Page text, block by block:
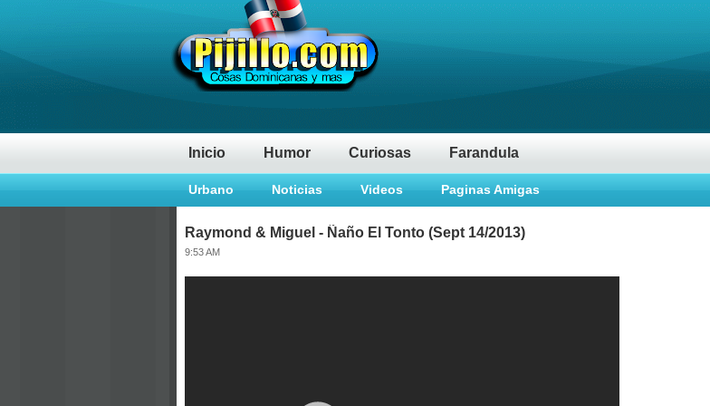
Inicio Humor Curiosas Farandula
Urbano Noticias Videos Paginas Amigas
Raymond & Miguel - Ñaño El Tonto (Sept 14/2013)
9:53 AM